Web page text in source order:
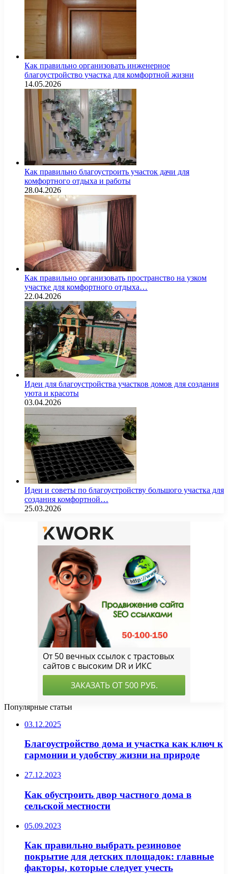
Как правильно организовать инженерное
благоустройство участка для комфортной жизни
14.05.2026
Как правильно благоустроить участок дачи для
комфортного отдыха и работы
28.04.2026
Как правильно организовать пространство на узком
участке для комфортного отдыха…
22.04.2026
Идеи для благоустройства участков домов для создания
уюта и красоты
03.04.2026
Идеи и советы по благоустройству большого участка для
создания комфортной…
25.03.2026
Популярные статьи
03.12.2025
Благоустройство дома и участка как ключ к
гармонии и удобству жизни на природе
27.12.2023
Как обустроить двор частного дома в
сельской местности
05.09.2023
Как правильно выбрать резиновое
покрытие для детских площадок: главные
факторы, которые следует учесть